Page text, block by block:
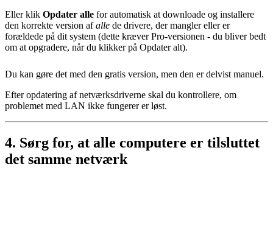
Eller klik Opdater alle for automatisk at downloade og installere
den korrekte version afalle de drivere, der mangler eller er
forældede på dit system (dette kræver Pro-versionen - du bliver bedt
om at opgradere, når du klikker på Opdater alt).
Du kan gøre det med den gratis version, men den er delvist manuel.
Efter opdatering af netværksdriverne skal du kontrollere, om
problemet med LAN ikke fungerer er løst.
4. Sørg for, at alle computere er tilsluttet
det samme netværk